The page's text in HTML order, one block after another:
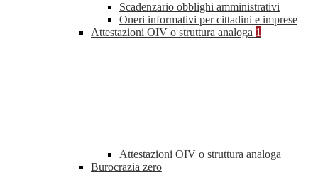
Scadenzario obblighi amministrativi
Oneri informativi per cittadini e imprese
Attestazioni OIV o struttura analoga 1
Attestazioni OIV o struttura analoga
Burocrazia zero